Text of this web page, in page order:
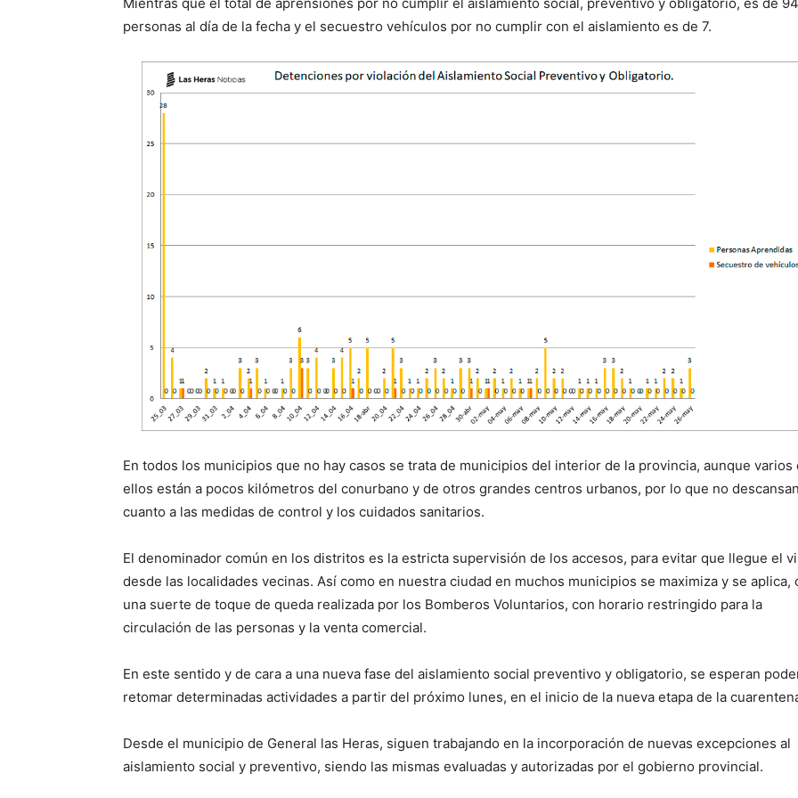
Mientras que el total de aprensiones por no cumplir el aislamiento social, preventivo y obligatorio, es de 94
personas al día de la fecha y el secuestro vehículos por no cumplir con el aislamiento es de 7.
En todos los municipios que no hay casos se trata de municipios del interior de la provincia, aunque varios
ellos están a pocos kilómetros del conurbano y de otros grandes centros urbanos, por lo que no
cuanto a las medidas de control y los cuidados sanitarios.
El denominador común en los distritos es la estricta supervisión de los accesos, para evitar que llegue el
desde las localidades vecinas. Así como en nuestra ciudad en muchos municipios se maximiza y se aplica,
una suerte de toque de queda realizada por los Bomberos Voluntarios, con horario restringido para la
circulación de las personas y la venta comercial.
En este sentido y de cara a una nueva fase del aislamiento social preventivo y obligatorio, se esperan
retomar determinadas actividades a partir del próximo lunes, en el inicio de la nueva etapa de la
Desde el municipio de General las Heras, siguen trabajando en la incorporación de nuevas excepciones al
aislamiento social y preventivo, siendo las mismas evaluadas y autorizadas por el gobierno provincial.